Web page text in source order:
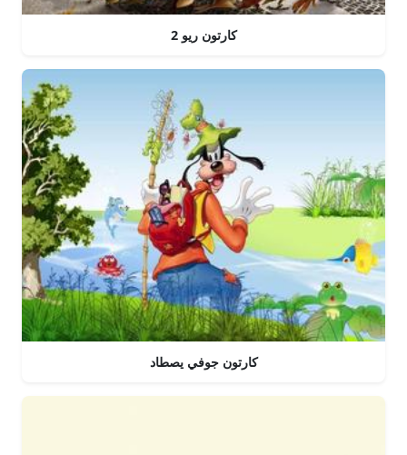
كارتون ريو 2
كارتون جوفي يصطاد